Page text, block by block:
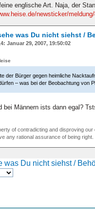
englische Art. Naja, der
newsticker/
was Du nicht siehst /
Januar 29, 2007, 19:50:02
der Bürger gegen heimliche
– was bei der Beobachtung von
bei Männern ists dann egal?
of contradicting and disproving
any rational assurance of being
was Du nicht siehst /